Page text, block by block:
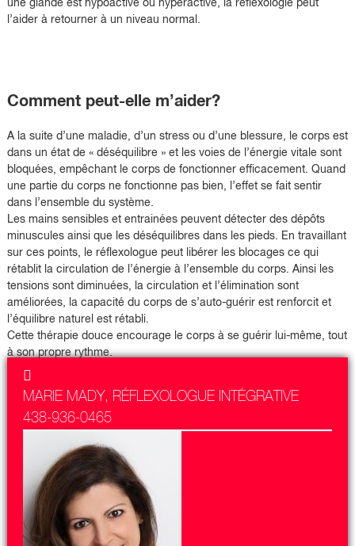
une glande est hypoactive ou hyperactive, la réflexologie peut
l’aider à retourner à un niveau normal.
Comment peut-elle m’aider?
A la suite d’une maladie, d’un stress ou d’une blessure, le corps est
dans un état de « déséquilibre » et les voies de l’énergie vitale sont
bloquées, empêchant le corps de fonctionner efficacement. Quand
une partie du corps ne fonctionne pas bien, l’effet se fait sentir
dans l’ensemble du système.
Les mains sensibles et entrainées peuvent détecter des dépôts
minuscules ainsi que les déséquilibres dans les pieds. En travaillant
sur ces points, le réflexologue peut libérer les blocages ce qui
rétablit la circulation de l’énergie à l’ensemble du corps. Ainsi les
tensions sont diminuées, la circulation et l’élimination sont
améliorées, la capacité du corps de s’auto-guérir est renforcit et
l’équilibre naturel est rétabli.
Cette thérapie douce encourage le corps à se guérir lui-même, tout
à son propre rythme.
MARIE MADY, RÉFLEXOLOGUE INTÉGRATIVE
438-936-0465